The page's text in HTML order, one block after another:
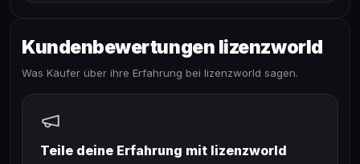
Kundenbewertungen lizenzworld
Was Käufer über ihre Erfahrung bei lizenzworld sagen.
Teile deine Erfahrung mit lizenzworld